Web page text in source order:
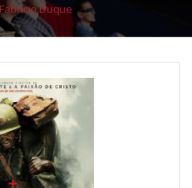
Fabricio Duque